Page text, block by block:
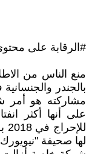
#الرقابة على
منع الناس من
بالجندر
مشاركته هو أمر
على أنها أكثر
لها صحيفة